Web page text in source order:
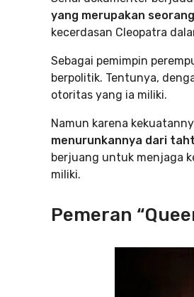
yang merupakan
kecerdasan Cleopatra
Sebagai pemimpin
berpolitik. Tentunya,
otoritas yang ia miliki.
Namun karena
menurunkannya dari
berjuang untuk menjaga
miliki.
Pemeran